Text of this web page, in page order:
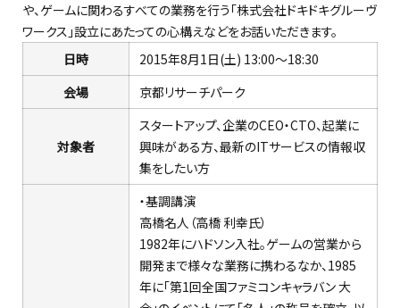
や、ゲームに関わるすべての業務を行う「株式会社ドキドキグルーヴ
ワークス」設立にあたっての心構えなどをお話いただきます。
日時
2015年8月1日(土) 13:00～18:30
会場
京都リサーチパーク
対象者
スタートアップ、企業のCEO・CTO、起業に
興味がある方、最新のITサービスの情報収
集をしたい方
・基調講演
高橋名人 （高橋 利幸氏）
1982年にハドソン入社。ゲームの営業から
開発まで様々な業務に携わるなか、1985
年に「第1回全国ファミコンキャラバン 大